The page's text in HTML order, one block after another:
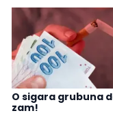
O sigara grubuna
zam!